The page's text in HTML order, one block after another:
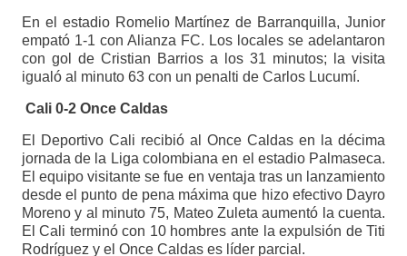
En el estadio Romelio Martínez de Barranquilla, Junior
empató 1-1 con Alianza FC. Los locales se adelantaron
con gol de Cristian Barrios a los 31 minutos; la visita
igualó al minuto 63 con un penalti de Carlos Lucumí.
Cali 0-2 Once Caldas
El Deportivo Cali recibió al Once Caldas en la décima
jornada de la Liga colombiana en el estadio Palmaseca.
El equipo visitante se fue en ventaja tras un lanzamiento
desde el punto de pena máxima que hizo efectivo Dayro
Moreno y al minuto 75, Mateo Zuleta aumentó la cuenta.
El Cali terminó con 10 hombres ante la expulsión de Titi
Rodríguez y el Once Caldas es líder parcial.